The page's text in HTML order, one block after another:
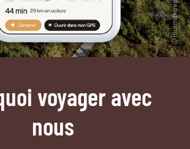
voyager avec
nous